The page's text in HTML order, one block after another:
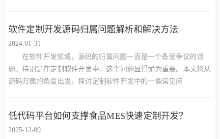
软件定制开发源码归属问题解析和解决方法
2024-01-31
在软件开发领域，源码的归属问题一直是一个备受争议的话
题。特别是在定制软件开发中，这个问题显得尤为重要。本文将从
源码归属的角度出发，探讨定制软件开发中的一些常见问
低代码平台如何支撑食品MES快速定制开发？
2025-12-09